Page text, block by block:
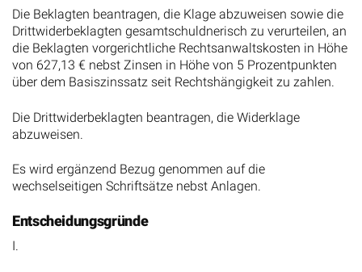
Die Beklagten beantragen, die Klage abzuweisen sowie die
Drittwiderbeklagten gesamtschuldnerisch zu verurteilen, an
die Beklagten vorgerichtliche Rechtsanwaltskosten in Höhe
von 627,13 € nebst Zinsen in Höhe von 5 Prozentpunkten
über dem Basiszinssatz seit Rechtshängigkeit zu zahlen.
Die Drittwiderbeklagten beantragen, die Widerklage
abzuweisen.
Es wird ergänzend Bezug genommen auf die
wechselseitigen Schriftsätze nebst Anlagen.
Entscheidungsgründe
I.